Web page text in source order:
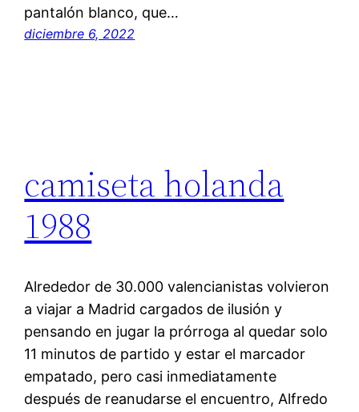
pantalón blanco, que…
diciembre 6, 2022
camiseta holanda
1988
Alrededor de 30.000 valencianistas volvieron
a viajar a Madrid cargados de ilusión y
pensando en jugar la prórroga al quedar solo
11 minutos de partido y estar el marcador
empatado, pero casi inmediatamente
después de reanudarse el encuentro, Alfredo